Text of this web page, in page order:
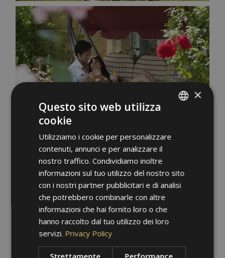
GERMAN
×
Questo sito web utilizza
cookie
Utilizziamo i cookie per personalizzare
contenuti, annunci e per analizzare il
nostro traffico. Condividiamo inoltre
informazioni sul tuo utilizzo del nostro sito
con i nostri partner pubblicitari e di analisi
che potrebbero combinarle con altre
informazioni che hai fornito loro o che
hanno raccolto dal tuo utilizzo dei loro
servizi. Privacy Policy
Strettamente Performance